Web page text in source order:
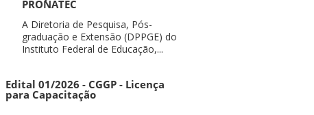
PRONATEC
A Diretoria de Pesquisa, Pós-
graduação e Extensão (DPPGE) do
Instituto Federal de Educação,...
Edital 01/2026 - CGGP - Licença
para Capacitação